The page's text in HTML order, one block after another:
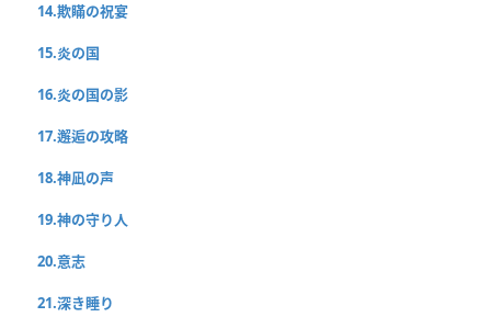
14.欺瞞の祝宴
15.炎の国
16.炎の国の影
17.邂逅の攻略
18.神凪の声
19.神の守り人
20.意志
21.深き睡り